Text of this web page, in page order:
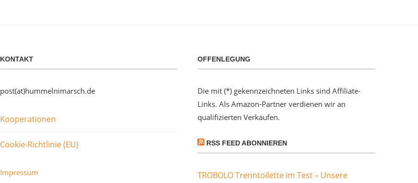
KONTAKT
post(at)hummelnimarsch.de
Kooperationen
Cookie-Richtlinie (EU)
Impressum
OFFENLEGUNG
Die mit (*) gekennzeichneten Links sind Affiliate-
Links. Als Amazon-Partner verdienen wir an
qualifizierten Verkäufen.
RSS FEED ABONNIEREN
TROBOLO Trenntoilette im Test – Unsere